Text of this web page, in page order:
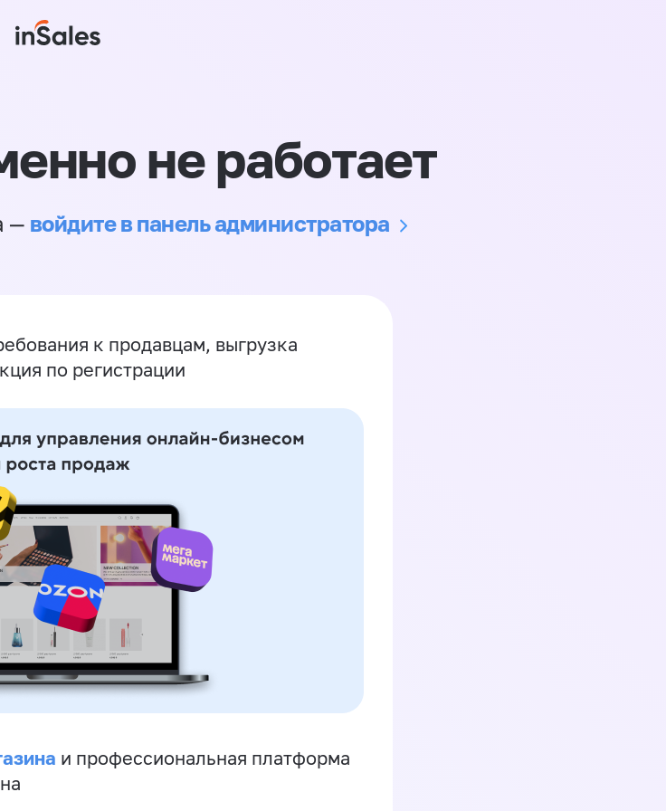
не работает
— войдите в панель администратора
к продавцам, выгрузка
по регистрации
и профессиональная платформа